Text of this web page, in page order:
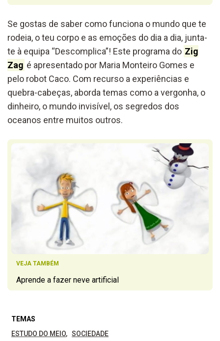
Se gostas de saber como funciona o mundo que te
rodeia, o teu corpo e as emoções do dia a dia, junta-
te à equipa “Descomplica”! Este programa do Zig
Zag é apresentado por Maria Monteiro Gomes e
pelo robot Caco. Com recurso a experiências e
quebra-cabeças, aborda temas como a vergonha, o
dinheiro, o mundo invisível, os segredos dos
oceanos entre muitos outros.
VEJA TAMBÉM
Aprende a fazer neve artificial
TEMAS
ESTUDO DO MEIO
SOCIEDADE